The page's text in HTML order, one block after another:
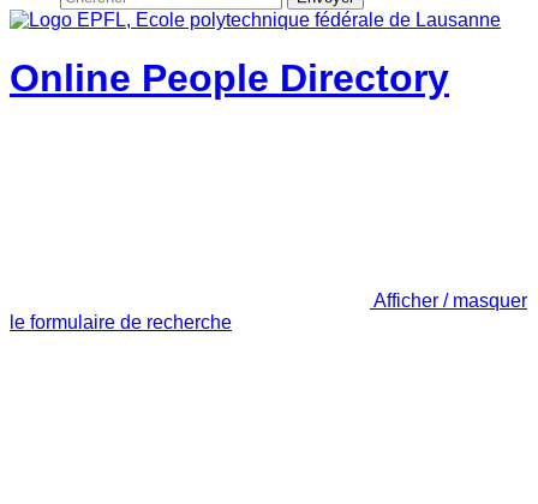
Online People Directory
Afficher / masquer
le formulaire de recherche